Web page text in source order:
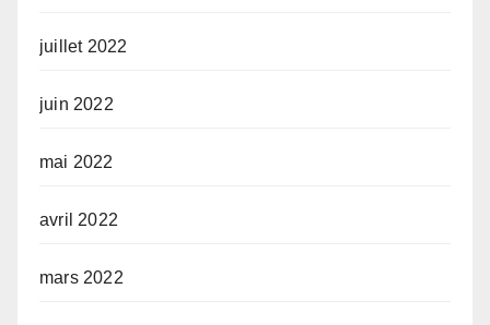
juillet 2022
juin 2022
mai 2022
avril 2022
mars 2022